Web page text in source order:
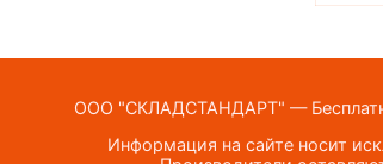
ООО "СКЛАДСТАНДАРТ" —
Информация на сайте носит